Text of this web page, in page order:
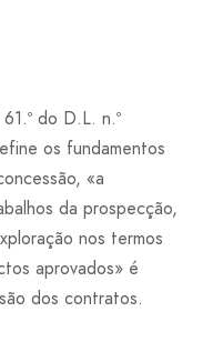
do D.L. n.º
os fundamentos
«a
da prospecção,
nos termos
aprovados» é
dos contratos.